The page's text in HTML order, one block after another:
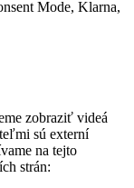
Mode, Klarna,
zobraziť videá
sú externí
na tejto
strán: